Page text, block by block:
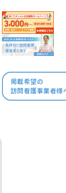
掲載希望の
訪問看護事業者様